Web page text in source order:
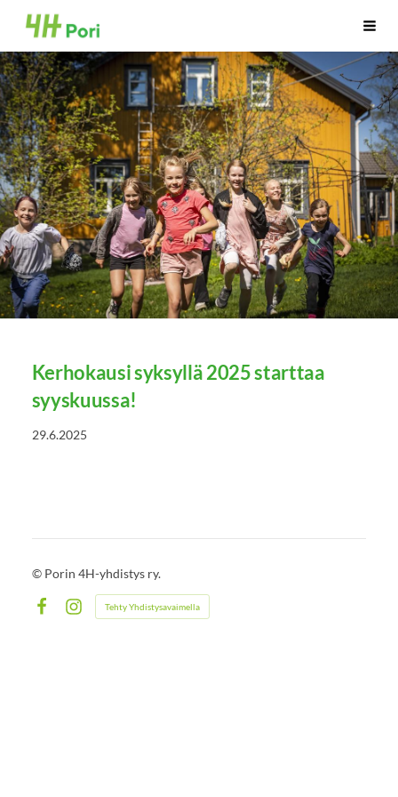
Siirry
sivun
sisältöön
Porin Ja Noormarkun 4H-yhdistykset
Kerhokausi syksyllä 2025 starttaa
syyskuussa!
29.6.2025
© Porin 4H-yhdistys ry.
Instagram
Tehty Yhdistysavaimella